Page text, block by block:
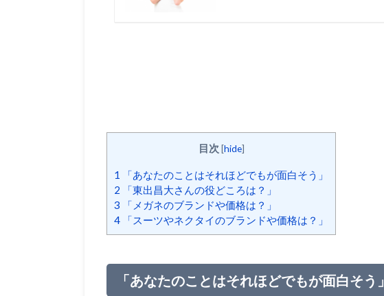
目次 [hide]
1
「あなたのことはそれほどでもが面白そう」
2 「東出昌大さんの役どころは？」
3 「メガネのブランドや価格は？」
4 「スーツやネクタイのブランドや価格は？」
「あなたのことはそれほどでもが面白そう」